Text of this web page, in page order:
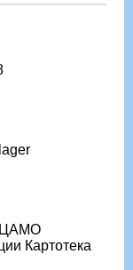
ЦАМО
Картотека